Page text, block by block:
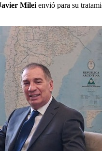
Milei envió para su